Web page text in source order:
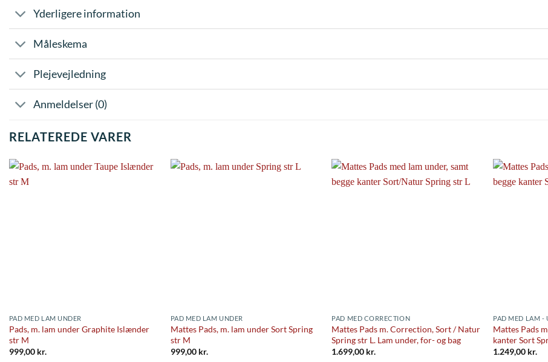
Yderligere information
Måleskema
Plejevejledning
Anmeldelser (0)
RELATEREDE VARER
PAD MED LAM UNDER
Pads, m. lam under Graphite Islænder
str M
999,00 kr.
PAD MED LAM UNDER
Mattes Pads, m. lam under Sort Spring
str M
999,00 kr.
PAD MED CORRECTION
Mattes Pads m. Correction, Sort / Natur
Spring str L. Lam under, for- og bag
1.699,00 kr.
PAD MED LAM -
Mattes Pads
kanter Sort
1.249,00 kr.